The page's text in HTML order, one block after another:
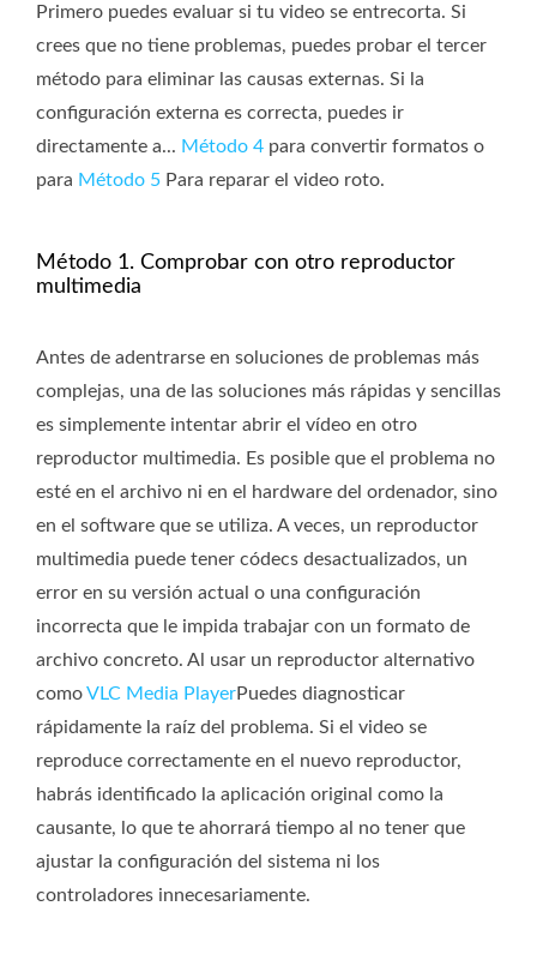
Primero puedes evaluar si tu video se entrecorta. Si
crees que no tiene problemas, puedes probar el tercer
método para eliminar las causas externas. Si la
configuración externa es correcta, puedes ir
directamente a... Método 4 para convertir formatos o
para Método 5 Para reparar el video roto.
Método 1. Comprobar con otro reproductor
multimedia
Antes de adentrarse en soluciones de problemas más
complejas, una de las soluciones más rápidas y sencillas
es simplemente intentar abrir el vídeo en otro
reproductor multimedia. Es posible que el problema no
esté en el archivo ni en el hardware del ordenador, sino
en el software que se utiliza. A veces, un reproductor
multimedia puede tener códecs desactualizados, un
error en su versión actual o una configuración
incorrecta que le impida trabajar con un formato de
archivo concreto. Al usar un reproductor alternativo
comoVLC Media PlayerPuedes diagnosticar
rápidamente la raíz del problema. Si el video se
reproduce correctamente en el nuevo reproductor,
habrás identificado la aplicación original como la
causante, lo que te ahorrará tiempo al no tener que
ajustar la configuración del sistema ni los
controladores innecesariamente.